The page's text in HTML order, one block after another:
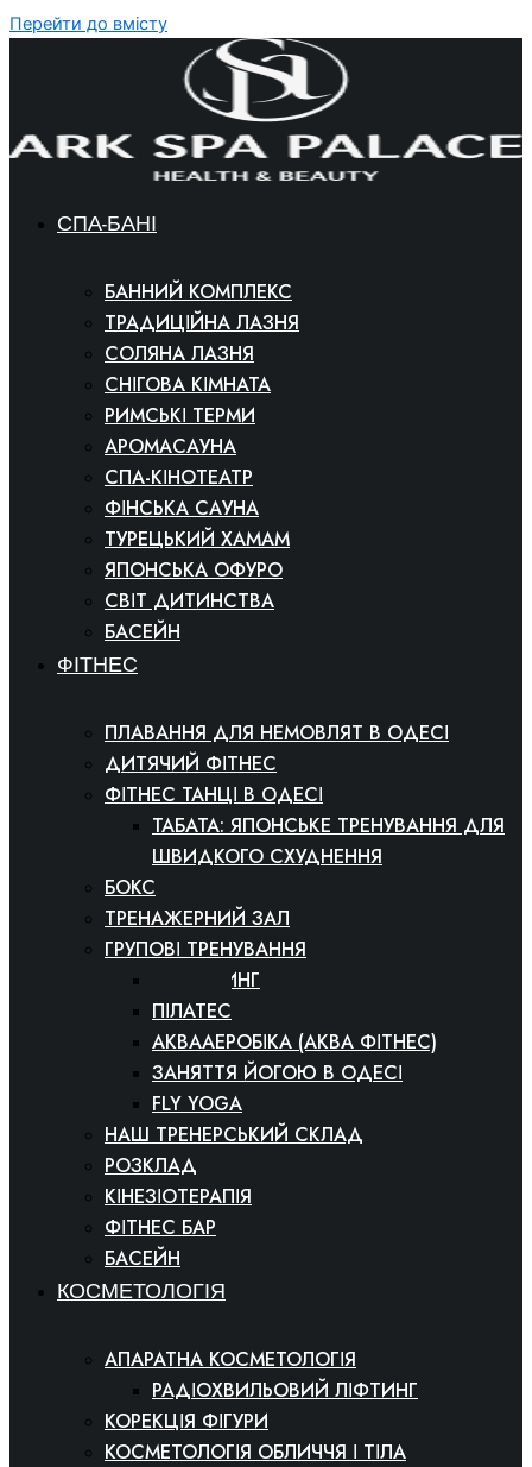
Перейти до вмісту
СПА-БАНІ
БАННИЙ КОМПЛЕКС
ТРАДИЦІЙНА ЛАЗНЯ
СОЛЯНА ЛАЗНЯ
СНІГОВА КІМНАТА
РИМСЬКІ ТЕРМИ
АРОМАСАУНА
СПА-КІНОТЕАТР
ФІНСЬКА САУНА
ТУРЕЦЬКИЙ ХАМАМ
ЯПОНСЬКА ОФУРО
СВІТ ДИТИНСТВА
БАСЕЙН
ФІТНЕС
ПЛАВАННЯ ДЛЯ НЕМОВЛЯТ В ОДЕСІ
ДИТЯЧИЙ ФІТНЕС
ФІТНЕС ТАНЦІ В ОДЕСІ
ТАБАТА: ЯПОНСЬКЕ ТРЕНУВАННЯ ДЛЯ
ШВИДКОГО СХУДНЕННЯ
БОКС
ТРЕНАЖЕРНИЙ ЗАЛ
ГРУПОВІ ТРЕНУВАННЯ
СТРЕТЧИНГ
ПІЛАТЕС
АКВААЕРОБІКА (АКВА ФІТНЕС)
ЗАНЯТТЯ ЙОГОЮ В ОДЕСІ
FLY YOGA
НАШ ТРЕНЕРСЬКИЙ СКЛАД
РОЗКЛАД
КІНЕЗІОТЕРАПІЯ
ФІТНЕС БАР
БАСЕЙН
КОСМЕТОЛОГІЯ
АПАРАТНА КОСМЕТОЛОГІЯ
РАДІОХВИЛЬОВИЙ ЛІФТИНГ
КОРЕКЦІЯ ФІГУРИ
КОСМЕТОЛОГІЯ ОБЛИЧЧЯ І ТІЛА